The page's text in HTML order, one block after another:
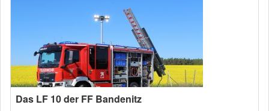
Das LF 10 der FF Bandenitz